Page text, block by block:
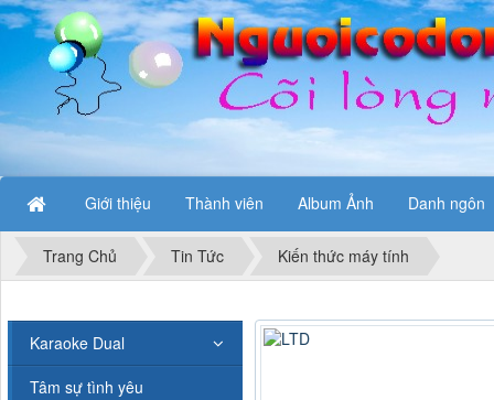
Giới thiệu Thành viên Album Ảnh Danh ngôn
Trang Chủ Tin Tức Kiến thức máy tính
Karaoke Dual
Tâm sự tình yêu